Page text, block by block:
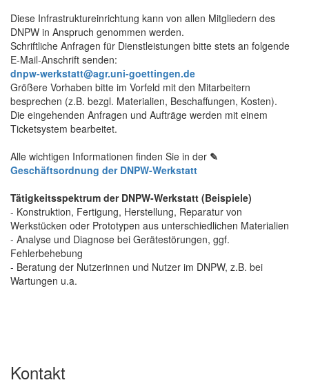
Diese Infrastruktureinrichtung kann von allen Mitgliedern des
DNPW in Anspruch genommen werden.
Schriftliche Anfragen für Dienstleistungen bitte stets an folgende
E-Mail-Anschrift senden:
dnpw-werkstatt@agr.uni-goettingen.de
Größere Vorhaben bitte im Vorfeld mit den Mitarbeitern
besprechen (z.B. bezgl. Materialien, Beschaffungen, Kosten).
Die eingehenden Anfragen und Aufträge werden mit einem
Ticketsystem bearbeitet.
Alle wichtigen Informationen finden Sie in der ✎
Geschäftsordnung der DNPW-Werkstatt
Tätigkeitsspektrum der DNPW-Werkstatt (Beispiele)
- Konstruktion, Fertigung, Herstellung, Reparatur von
Werkstücken oder Prototypen aus unterschiedlichen Materialien
- Analyse und Diagnose bei Gerätestörungen, ggf.
Fehlerbehebung
- Beratung der Nutzerinnen und Nutzer im DNPW, z.B. bei
Wartungen u.a.
Kontakt